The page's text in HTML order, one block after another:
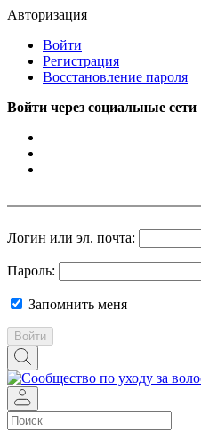
Авторизация
Войти
Регистрация
Восстановление пароля
Войти через социальные сети
Логин или эл. почта:
Пароль:
Запомнить меня
Войти